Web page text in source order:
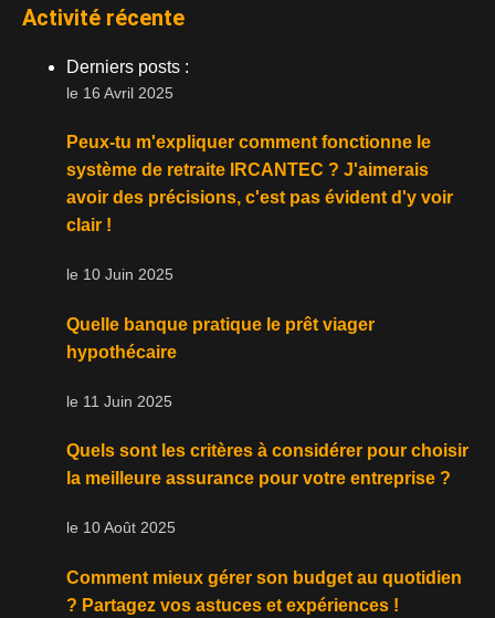
Activité récente
Derniers posts :
le 16 Avril 2025
Peux-tu m'expliquer comment fonctionne le
système de retraite IRCANTEC ? J'aimerais
avoir des précisions, c'est pas évident d'y voir
clair !
le 10 Juin 2025
Quelle banque pratique le prêt viager
hypothécaire
le 11 Juin 2025
Quels sont les critères à considérer pour choisir
la meilleure assurance pour votre entreprise ?
le 10 Août 2025
Comment mieux gérer son budget au quotidien
? Partagez vos astuces et expériences !